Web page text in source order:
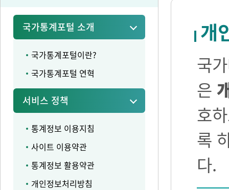
국가통계포털 소개
국가통계포털이란?
국가통계포털 연혁
서비스 정책
통계정보 이용지침
사이트 이용약관
통계정보 활용약관
개인정보처리방침
개
국
은
호
록
다.